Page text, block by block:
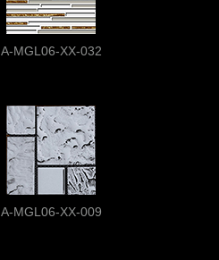
A-MGL06-XX-032
A-MGL06-XX-009